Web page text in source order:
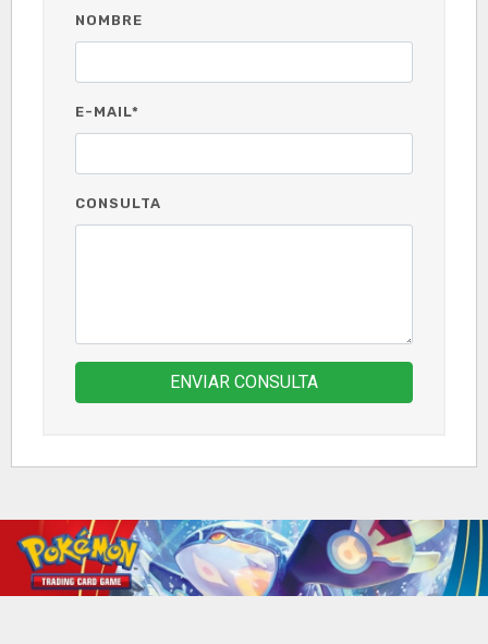
NOMBRE
E-MAIL*
CONSULTA
ENVIAR CONSULTA